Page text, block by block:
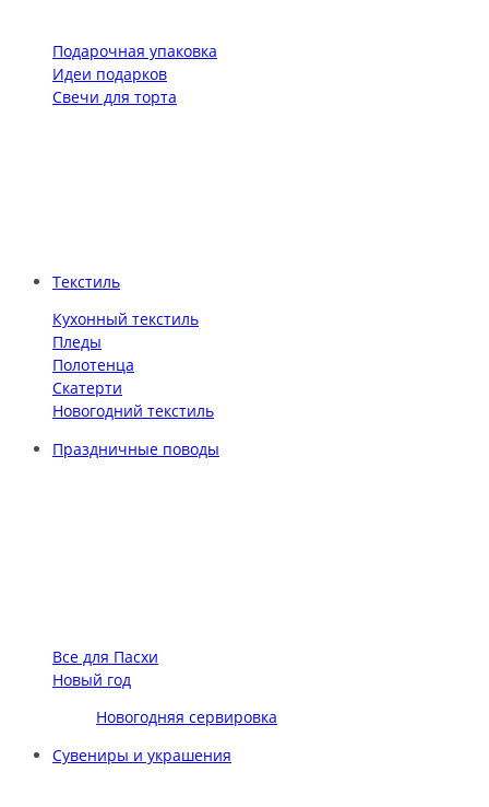
Подарочная упаковка
Идеи подарков
Свечи для торта
Текстиль
Кухонный текстиль
Пледы
Полотенца
Скатерти
Новогодний текстиль
Праздничные поводы
Все для Пасхи
Новый год
Новогодняя сервировка
Сувениры и украшения